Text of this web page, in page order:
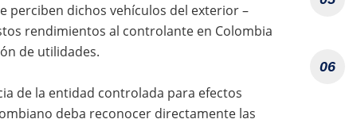
perciben dichos vehículos del exterior –
rendimientos al controlante en Colombia
de utilidades.
de la entidad controlada para efectos
deba reconocer directamente las